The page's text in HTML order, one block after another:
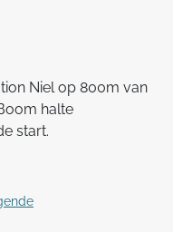
Niel op 800m van
halte
start.